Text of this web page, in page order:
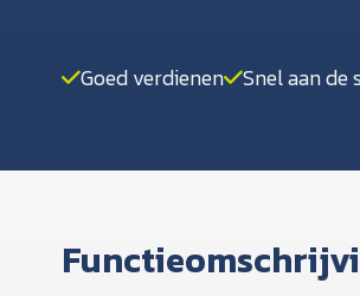
Goed verdienen Snel aan de